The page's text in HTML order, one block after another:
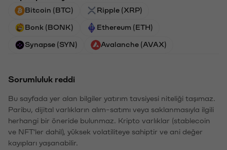
Bitcoin (BTC) Ripple (XRP)
Bonk (BONK) Ethereum (ETH)
Synapse (SYN) Avalanche (AVAX)
Sorumluluk reddi
Bu sayfada yer alan bilgiler yatırım tavsiyesi niteliği taşımaz.
Paribu, dijital varlıkların alım-satımı veya saklanmasıyla ilgili
herhangi bir öneride bulunmaz. Kripto varlıklar (stablecoin
ve NFT'ler dahil), yüksek volatiliteye sahiptir ve ani değer
kayıpları yaşanabilir.